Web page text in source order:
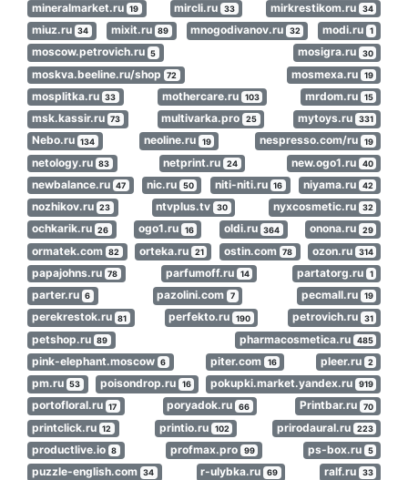
mineralmarket.ru 19 mircli.ru 33 mirkrestikom.ru 34
miuz.ru 34 mixit.ru 89 mnogodivanov.ru 32 modi.ru 1
moscow.petrovich.ru 5 mosigra.ru 30
moskva.beeline.ru/shop 72 mosmexa.ru 19
mosplitka.ru 33 mothercare.ru 103 mrdom.ru 15
msk.kassir.ru 73 multivarka.pro 25 mytoys.ru 331
Nebo.ru 134 neoline.ru 19 nespresso.com/ru 19
netology.ru 83 netprint.ru 24 new.ogo1.ru 40
newbalance.ru 47 nic.ru 50 niti-niti.ru 16 niyama.ru 42
nozhikov.ru 23 ntvplus.tv 30 nyxcosmetic.ru 32
ochkarik.ru 26 ogo1.ru 16 oldi.ru 364 onona.ru 29
ormatek.com 82 orteka.ru 21 ostin.com 78 ozon.ru 314
papajohns.ru 78 parfumoff.ru 14 partatorg.ru 1
parter.ru 6 pazolini.com 7 pecmall.ru 19
perekrestok.ru 81 perfekto.ru 190 petrovich.ru 31
petshop.ru 89 pharmacosmetica.ru 485
pink-elephant.moscow 6 piter.com 16 pleer.ru 2
pm.ru 53 poisondrop.ru 16 pokupki.market.yandex.ru 919
portofloral.ru 17 poryadok.ru 66 Printbar.ru 70
printclick.ru 12 printio.ru 102 prirodaural.ru 223
productlive.io 8 profmax.pro 99 ps-box.ru 5
puzzle-english.com 34 r-ulybka.ru 69 ralf.ru 33